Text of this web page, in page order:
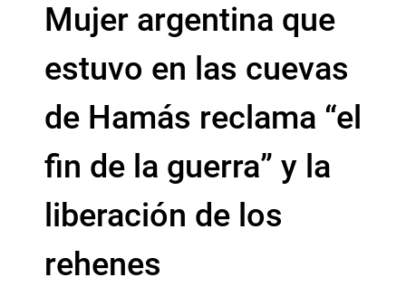
Mujer argentina que
estuvo en las cuevas
de Hamás reclama “el
fin de la guerra” y la
liberación de los
rehenes